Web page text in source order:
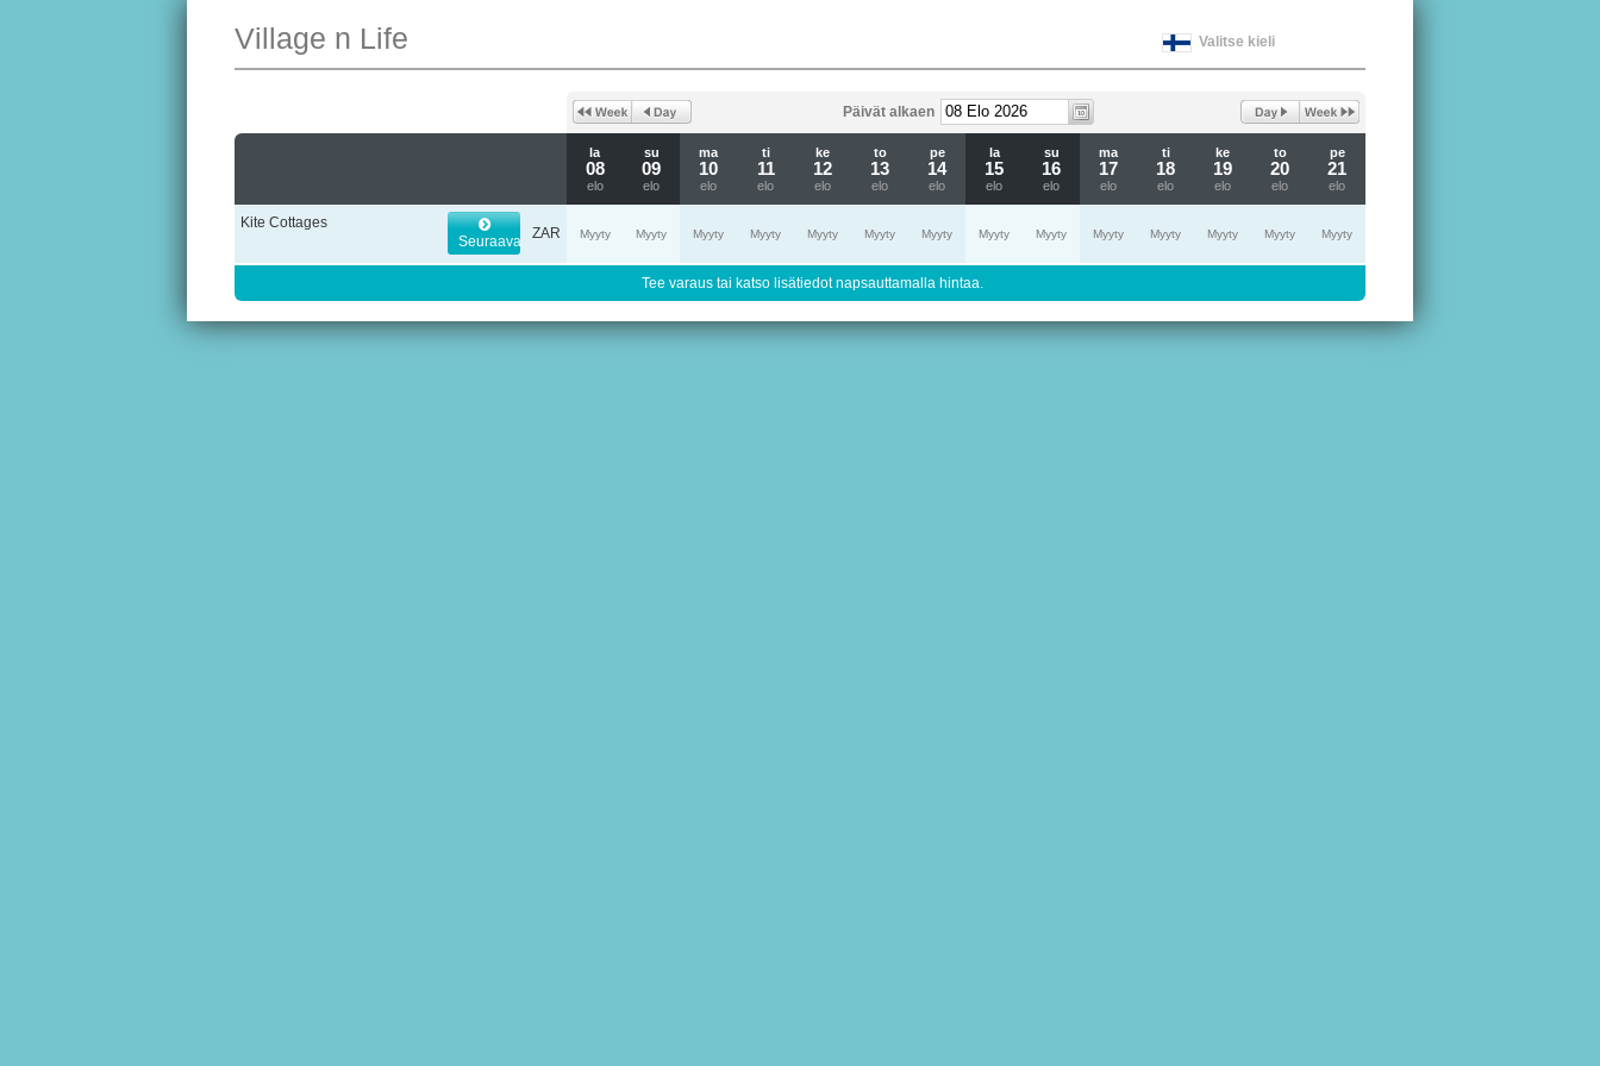
Valitse kieli
Village n Life
Päivät alkaen
la
08
elo
su
09
elo
ma
10
elo
ti
11
elo
ke
12
elo
to
13
elo
pe
14
elo
la
15
elo
su
16
elo
ma
17
elo
ti
18
elo
ke
19
elo
to
20
elo
pe
21
elo
Kite Cottages
Seuraava
ZAR Myyty Myyty Myyty Myyty Myyty Myyty Myyty Myyty Myyty Myyty Myyty Myyty Myyty Myyty
Tee varaus tai katso lisätiedot napsauttamalla hintaa.